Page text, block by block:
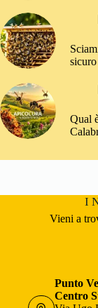
sicuro
Qual
I
Vieni a
Punto
Centro